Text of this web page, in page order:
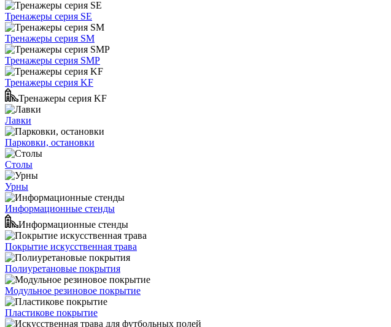
Тренажеры серия SE
Тренажеры серия SM
Тренажеры серия SMP
Тренажеры серия KF
Тренажеры серия KF
Лавки
Парковки, остановки
Столы
Урны
Информационные стенды
Информационные стенды
Покрытие искусственная трава
Полиуретановые покрытия
Модульное резиновое покрытие
Пластикове покрытие